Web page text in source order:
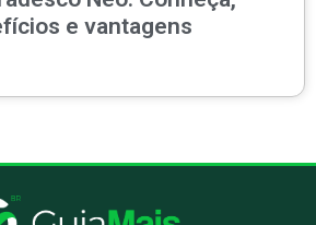
e vantagens